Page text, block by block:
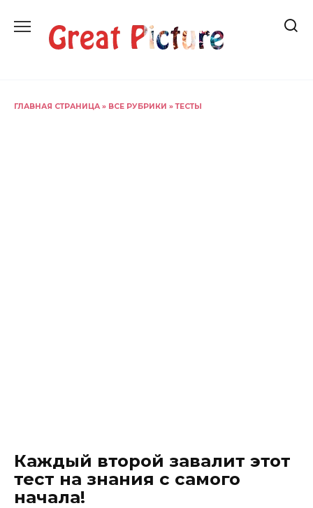
содержанию
ГЛАВНАЯ СТРАНИЦА » ВСЕ РУБРИКИ »ТЕСТЫ
Каждый второй завалит этот
тест на знания с самого
начала!